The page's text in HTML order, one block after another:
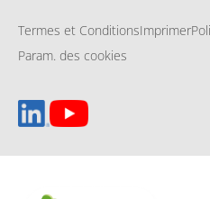
Termes et ConditionsImprimer
Param. des cookies